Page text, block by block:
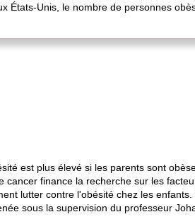
États-Unis, le nombre de personnes
est plus élevé si les parents sont
finance la recherche sur les
lutter contre l'obésité chez les
sous la supervision du professeur